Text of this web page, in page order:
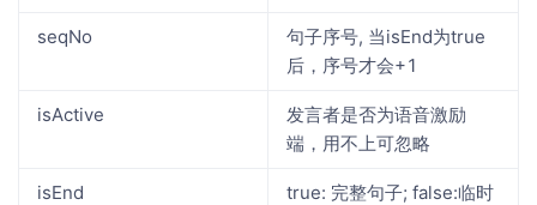
seqNo
句子序号, 当isEnd为true
后，序号才会+1
isActive
发言者是否为语音激励
端，用不上可忽略
isEnd
true: 完整句子; false:临时